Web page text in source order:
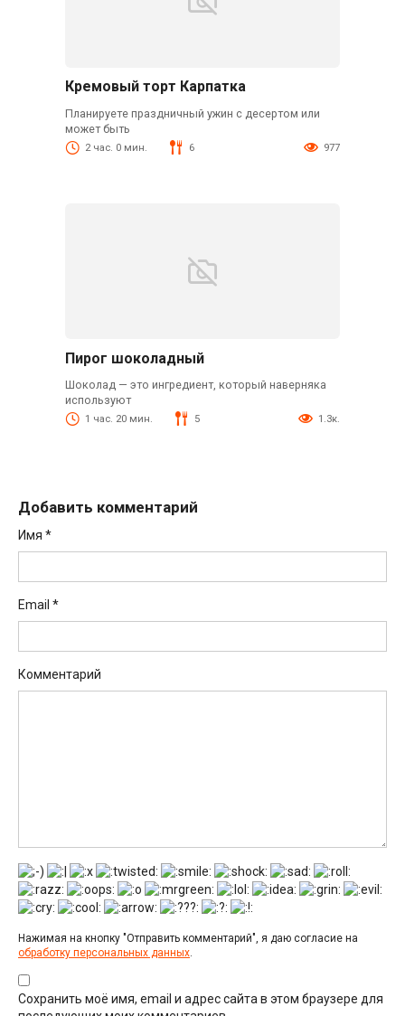
Кремовый торт Карпатка
Планируете праздничный ужин с десертом или
может быть
2 час. 0 мин. 6 977
Пирог шоколадный
Шоколад — это ингредиент, который наверняка
используют
1 час. 20 мин. 5 1.3к.
Добавить комментарий
Имя *
Email *
Комментарий
Нажимая на кнопку "Отправить комментарий", я даю согласие на
обработку персональных данных
Сохранить моё имя, email и адрес сайта в этом браузере для